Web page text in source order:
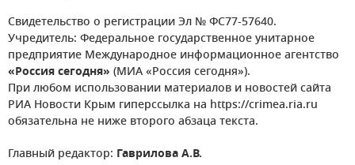
Свидетельство о регистрации Эл № ФС77-57640.
Учредитель: Федеральное государственное унитарное
предприятие Международное информационное агентство
«Россия сегодня» (МИА «Россия сегодня»).
При любом использовании материалов и новостей сайта
РИА Новости Крым гиперссылка на https://crimea.ria.ru
обязательна не ниже второго абзаца текста.
Главный редактор: Гаврилова А.В.